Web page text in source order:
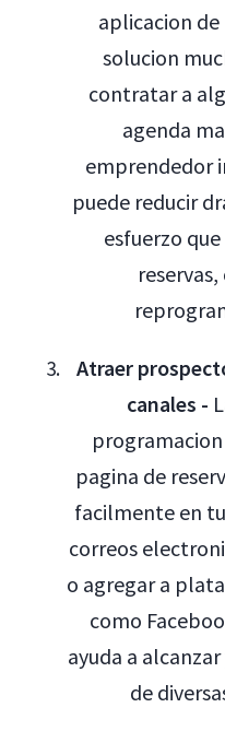
aplicacion
solucion
contratar a
agenda
emprendedor
puede reducir
esfuerzo
Atraer
canales -
pagina de
facilmente en
correos
o agregar a
como
ayuda a
de